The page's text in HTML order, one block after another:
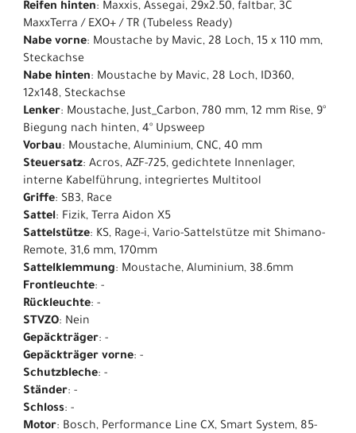
Reifen hinten: Maxxis, Assegai, 29x2.50, faltbar, 3C
MaxxTerra / EXO+ / TR (Tubeless Ready)
Nabe vorne: Moustache by Mavic, 28 Loch, 15 x 110 mm,
Steckachse
Nabe hinten: Moustache by Mavic, 28 Loch, ID360,
12x148, Steckachse
Lenker: Moustache, Just_Carbon, 780 mm, 12 mm Rise, 9°
Biegung nach hinten, 4° Upsweep
Vorbau: Moustache, Aluminium, CNC, 40 mm
Steuersatz: Acros, AZF-725, gedichtete Innenlager,
interne Kabelführung, integriertes Multitool
Griffe: SB3, Race
Sattel: Fizik, Terra Aidon X5
Sattelstütze: KS, Rage-i, Vario-Sattelstütze mit Shimano-
Remote, 31,6 mm, 170mm
Sattelklemmung: Moustache, Aluminium, 38.6mm
Frontleuchte: -
Rückleuchte: -
STVZO: Nein
Gepäckträger: -
Gepäckträger vorne: -
Schutzbleche: -
Ständer: -
Schloss: -
Motor: Bosch, Performance Line CX, Smart System, 85-